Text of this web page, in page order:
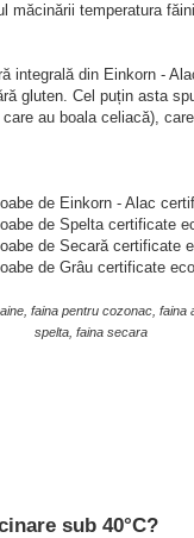
măcinării temperatura
integrală din Einkorn -
gluten. Cel puțin asta
au boala celiacă),
de Einkorn - Alac
de Spelta certificate
de Secară certificate
de Grâu certificate
faina pentru cozonac, faina
spelta, faina secara
sub 40°C?